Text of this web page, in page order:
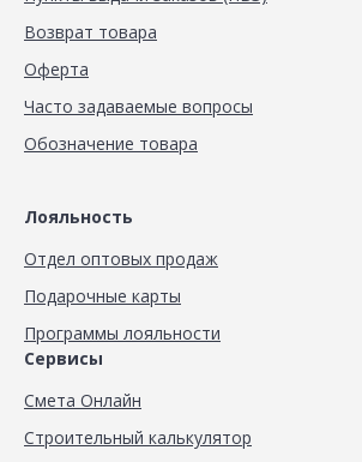
Возврат товара
Оферта
Часто задаваемые вопросы
Обозначение товара
Лояльность
Отдел оптовых продаж
Подарочные карты
Программы лояльности
Сервисы
Смета Онлайн
Строительный калькулятор